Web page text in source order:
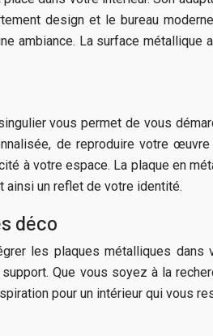
design et le bureau
ambiance. La surface
vous permet de vous
de reproduire votre
à votre espace. La plaque en
un reflet de votre identité.
déco
les plaques métalliques
Que vous soyez à la
pour un intérieur qui vous